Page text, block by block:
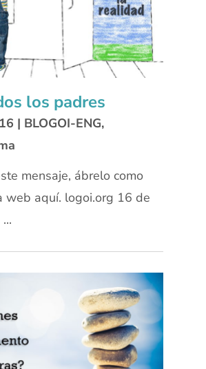
los padres
| BLOGOI-ENG,
mensaje, ábrelo como
web aquí. logoi.org 16 de